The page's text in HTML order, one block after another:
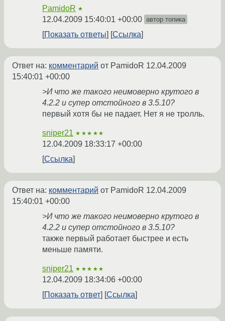
PamidoR ★
12.04.2009 15:40:01 +00:00 автор топика
Показать ответы Ссылка
Ответ на: комментарий от PamidoR 12.04.2009
15:40:01 +00:00
>И что же такого неимоверно крутого в
4.2.2 и супер отстойного в 3.5.10?
первый хотя бы не падает. Нет я не тролль.
sniper21 ★★★★★
12.04.2009 18:33:17 +00:00
Ссылка
Ответ на: комментарий от PamidoR 12.04.2009
15:40:01 +00:00
>И что же такого неимоверно крутого в
4.2.2 и супер отстойного в 3.5.10?
также первый работает быстрее и есть
меньше памяти.
sniper21 ★★★★★
12.04.2009 18:34:06 +00:00
Показать ответ
Ссылка